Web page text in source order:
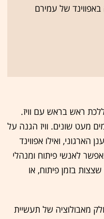
של עמירם
ראש בראש עם וויז.
מעט שונים. וויז הגנה על
הארגוני, ואילו אפווינד
לאנשי פיתוח ומנהלי
בזמן פיתוח, או
מאבולוציה של תעשיית